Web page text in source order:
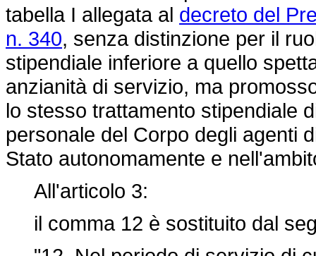
tabella I allegata al decreto del
n. 340, senza distinzione per il
stipendiale inferiore a quello
anzianità di servizio, ma
lo stesso trattamento stipendiale
personale del Corpo degli agenti
Stato autonomamente e
All'articolo 3:
il comma 12 è sostituito dal